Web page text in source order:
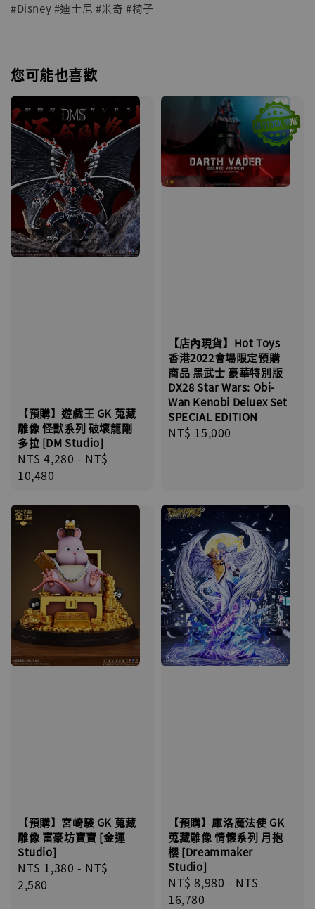
#Disney #迪士尼 #米奇 #椅子
您可能也喜歡
【預購】遊戲王 GK 蒐藏
雕像 怪獸系列 破壞龍剛
多拉 [DM Studio]
Regular
price
NT$ 4,280 - NT$
10,480
【店內現貨】Hot Toys
香港2022會場限定預購
商品 黑武士 豪華特別版
DX28 Star Wars: Obi-
Wan Kenobi Deluex Set
SPECIAL EDITION
Regular
NT$ 15,000
【預購】宮崎駿 GK 蒐藏
雕像 富豪坊寶寶 [金運
Studio]
Regular
price
NT$ 1,380 - NT$
2,580
【預購】庫洛魔法使 GK
蒐藏雕像 情懷系列 月抱
櫻 [Dreammaker
Studio]
Regular
price
NT$ 8,980 - NT$
16,780